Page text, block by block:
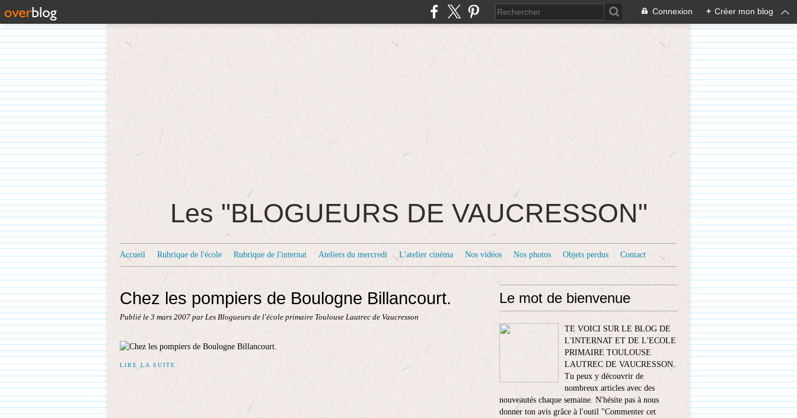
Connexion + Créer mon blog
Les "BLOGUEURS DE VAUCRESSON"
Accueil Rubrique de l'école Rubrique de l'internat Ateliers du mercredi L'atelier cinéma Nos vidéos Nos photos Objets perdus Contact
Chez les pompiers de Boulogne Billancourt.
Publié le 3 mars 2007 par Les Blogueurs de l'école primaire Toulouse Lautrec de Vaucresson
LIRE LA SUITE
Le mot de bienvenue
TE VOICI SUR LE BLOG DE
L'INTERNAT ET DE L'ECOLE
PRIMAIRE TOULOUSE
LAUTREC DE VAUCRESSON.
Tu peux y découvrir de
nombreux articles avec des
nouveautés chaque semaine. N'hésite pas à nous
donner ton avis grâce à l'outil "Commenter cet